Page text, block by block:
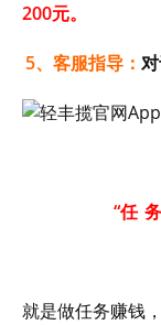
200元。
5、客服指导：
“任
就是做任务赚钱